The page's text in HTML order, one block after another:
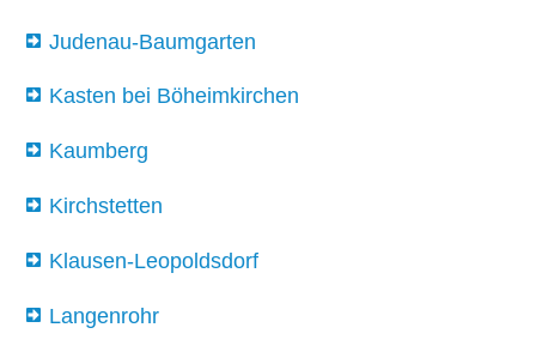
Judenau-Baumgarten
Kasten bei Böheimkirchen
Kaumberg
Kirchstetten
Klausen-Leopoldsdorf
Langenrohr